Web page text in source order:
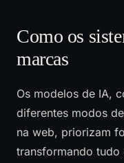
Como os
marcas
Os modelos de IA,
diferentes modos
na web, priorizam
transformando tudo